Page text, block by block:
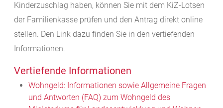
Kinderzuschlag haben, können Sie mit dem KiZ-Lotsen
der Familienkasse prüfen und den Antrag direkt online
stellen. Den Link dazu finden Sie in den vertiefenden
Informationen.
Vertiefende Informationen
Wohngeld: Informationen sowie Allgemeine Fragen
und Antworten (FAQ) zum Wohngeld des